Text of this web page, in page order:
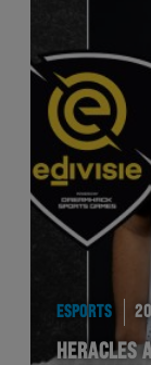
ESPORTS
HERACLES